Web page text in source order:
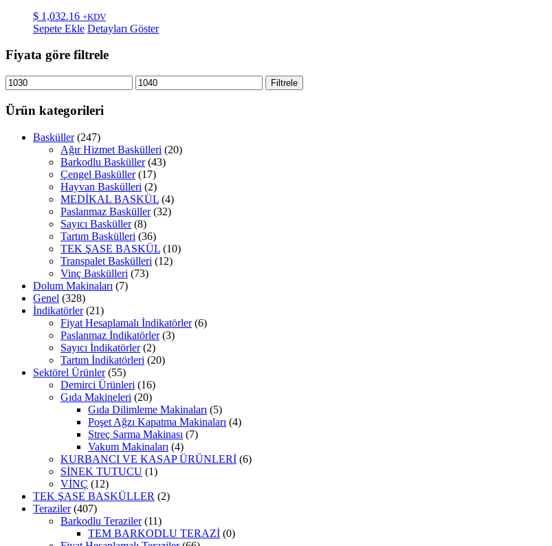
$ 1,032.16 +KDV
Sepete Ekle Detayları Göster
Fiyata göre filtrele
En
düşük
fiyat
En
yüksek
Filtrele
Ürün kategorileri
Basküller (247)
Ağır Hizmet Baskülleri (20)
Barkodlu Basküller (43)
Çengel Basküller (17)
Hayvan Baskülleri (2)
MEDİKAL BASKÜL (4)
Paslanmaz Basküller (32)
Sayıcı Basküller (8)
Tartım Baskülleri (36)
TEK ŞASE BASKÜL (10)
Transpalet Baskülleri (12)
Vinç Baskülleri (73)
Dolum Makinaları (7)
Genel (328)
İndikatörler (21)
Fiyat Hesaplamalı İndikatörler (6)
Paslanmaz İndikatörler (3)
Sayıcı İndikatörler (2)
Tartım İndikatörleri (20)
Sektörel Ürünler (55)
Demirci Ürünleri (16)
Gıda Makineleri (20)
Gıda Dilimleme Makinaları (5)
Poşet Ağzı Kapatma Makinaları (4)
Streç Sarma Makinası (7)
Vakum Makinaları (4)
KURBANCI VE KASAP ÜRÜNLERİ (6)
SİNEK TUTUCU (1)
VİNÇ (12)
TEK ŞASE BASKÜLLER (2)
Teraziler (407)
Barkodlu Teraziler (11)
TEM BARKODLU TERAZİ (0)